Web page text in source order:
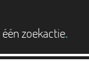
één zoekactie.